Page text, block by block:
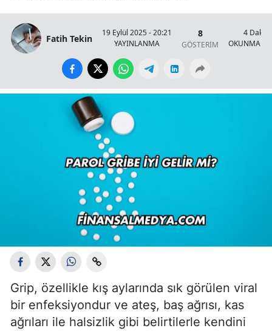
Fatih Tekin
19 Eylül 2025 - 20:21
YAYINLANMA
8
GÖSTERİM
4 Dakika
OKUNMA
Grip, özellikle kış aylarında sık görülen viral
bir enfeksiyondur ve ateş, baş ağrısı, kas
ağrıları ile halsizlik gibi belirtilerle kendini